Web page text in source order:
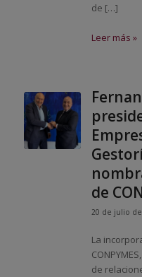
de […]
Leer más »
de
20 de julio de
La
de